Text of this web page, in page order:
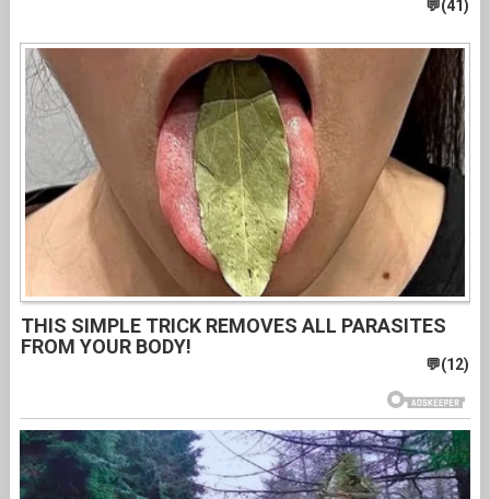
THIS SIMPLE TRICK REMOVES ALL PARASITES
FROM YOUR BODY!